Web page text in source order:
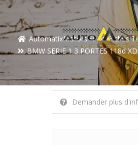
AutomatixMotors.fr Fiches
BMW SERIE 1 3 PORTES 118d
Demander plus